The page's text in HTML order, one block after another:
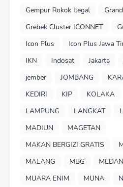
Gempur Rokok Ilegal
Grebek Cluster ICONNET
Icon Plus
Icon Plus Jawa
IKN
Indosat Jakarta
jember
JOMBANG
KEDIRI
KIP KOLAKA
LAMPUNG
LANGKAT
MADIUN
MAGETAN
MAKAN BERGIZI GRATIS
MALANG
MBG MEDAN
MUARA ENIM
MUNA